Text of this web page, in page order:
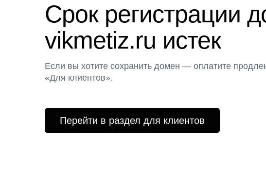
Срок регистрации
vikmetiz.ru истек
Если вы хотите сохранить домен — оплатите
«Для клиентов».
Перейти в раздел для клиентов